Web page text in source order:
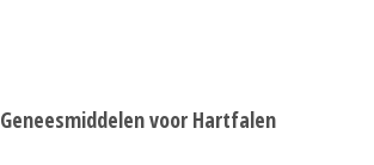
voor Hartfalen